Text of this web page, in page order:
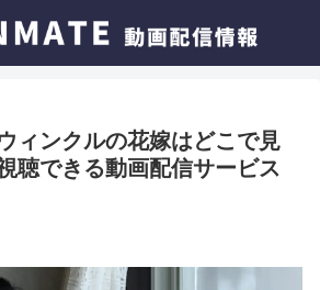
ィンクルの花嫁はどこで見
聴できる動画配信サービス